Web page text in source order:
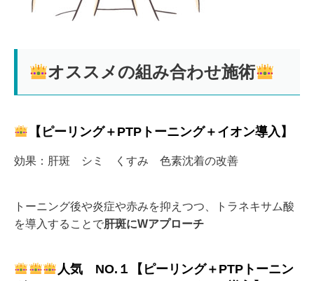
オススメの組み合わせ施術
【ピーリング＋PTPトーニング＋イオン導入】
効果：肝斑 シミ くすみ 色素沈着の改善
トーニング後や炎症や赤みを抑えつつ、トラネキサム酸
を導入することで肝斑にWアプローチ
人気 NO.１【ピーリング＋PTPトーニン